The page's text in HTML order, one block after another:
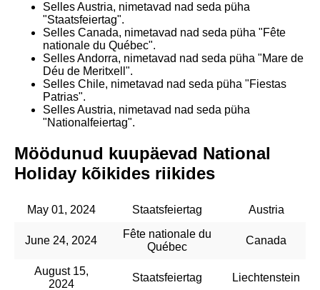
Selles Austria, nimetavad nad seda püha
"Staatsfeiertag".
Selles Canada, nimetavad nad seda püha "Fête
nationale du Québec".
Selles Andorra, nimetavad nad seda püha "Mare de
Déu de Meritxell".
Selles Chile, nimetavad nad seda püha "Fiestas
Patrias".
Selles Austria, nimetavad nad seda püha
"Nationalfeiertag".
Möödunud kuupäevad National
Holiday kõikides riikides
May 01, 2024 Staatsfeiertag Austria
June 24, 2024
Fête nationale du
Québec
Canada
August 15,
2024
Staatsfeiertag Liechtenstein